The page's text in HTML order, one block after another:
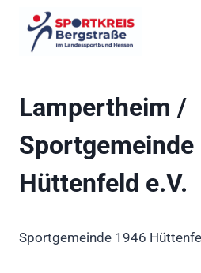
Inhalt
springen
Lampertheim /
Sportgemeinde
Hüttenfeld e.V.
Sportgemeinde 1946